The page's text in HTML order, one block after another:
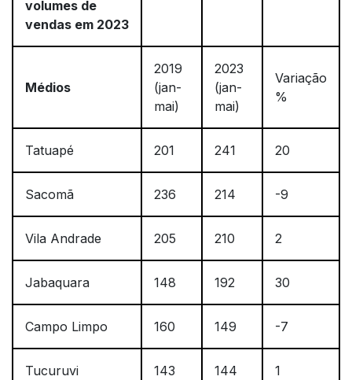
volumes de
vendas em 2023
Médios
2019
(jan-
mai)
2023
(jan-
mai)
Variação
%
Tatuapé 201 241 20
Sacomã 236 214 -9
Vila Andrade 205 210 2
Jabaquara 148 192 30
Campo Limpo 160 149 -7
Tucuruvi 143 144 1